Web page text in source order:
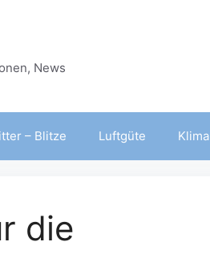
News
– Blitze Luftgüte Klima
die